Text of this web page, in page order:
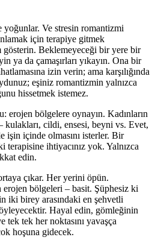
yoğunlar. Ve stresin romantizmi
için terapiye gitmek
Beklemeyeceği bir yere bir
ya da çamaşırları yıkayın. Ona bir
izin verin; ama karşılığında
eşiniz romantizmin yalnızca
hissetmek istemez.
erojen bölgelere oynayın. Kadınların
cildi, ensesi, beyni vs. Evet,
işin içinde olmasını isterler. Bir
ihtiyacınız yok. Yalnızca
edin.
çıkar. Her yerini öpün.
erojen bölgeleri – basit. Şüphesiz ki
iki birey arasındaki en şehvetli
Hayal edin, gömleğinin
tek tek her noktasını yavaşça
hoşuna gidecek.